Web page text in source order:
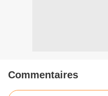
Commentaires